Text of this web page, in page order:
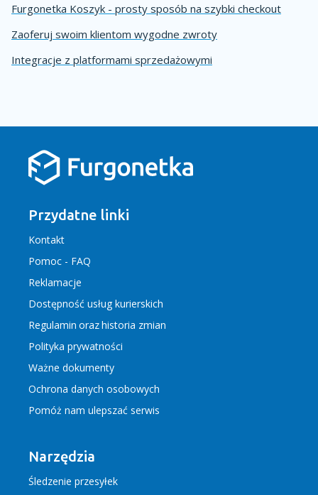
Furgonetka Koszyk - prosty sposób na szybki checkout
Zaoferuj swoim klientom wygodne zwroty
Integracje z platformami sprzedażowymi
Przydatne linki
Kontakt
Pomoc - FAQ
Reklamacje
Dostępność usług kurierskich
Regulamin orazhistoria zmian
Polityka prywatności
Ważne dokumenty
Ochrona danych osobowych
Pomóż nam ulepszać serwis
Narzędzia
Śledzenie przesyłek